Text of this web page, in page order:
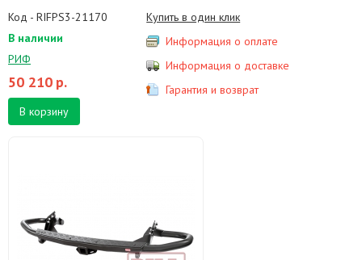
Код - RIFPS3-21170
В наличии
РИФ
50 210 р.
В корзину
Купить в один клик
Информация о оплате
Информация о доставке
Гарантия и возврат